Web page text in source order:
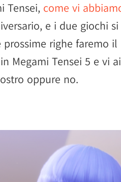
Tensei, come vi
e i due giochi si
righe faremo il
Megami Tensei 5 e vi
oppure no.